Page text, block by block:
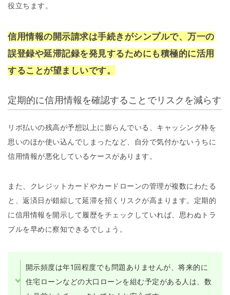
役立ちます。
信用情報の開示請求は手続きがシンプルで、万一の
誤登録や延滞記録を発見するためにも積極的に活用
することが望ましいです。
定期的に信用情報を確認することでリスクを減らす
リボ払いの残高が予想以上に膨らんでいる、キャッシング枠を
思いのほか使い込んでしまったなど、自分で気付かないうちに
信用情報が悪化しているケースがあります。
また、クレジットカードやカードローンの管理が複数にわたる
と、返済日が錯綜して延滞を招くリスクが高まります。定期的
に信用情報を開示して履歴をチェックしていれば、思わぬトラ
ブルを早めに察知できるでしょう。
開示頻度は年1回程度でも問題ありませんが、将来的に
住宅ローンなどの大口ローンを組む予定がある人は、数